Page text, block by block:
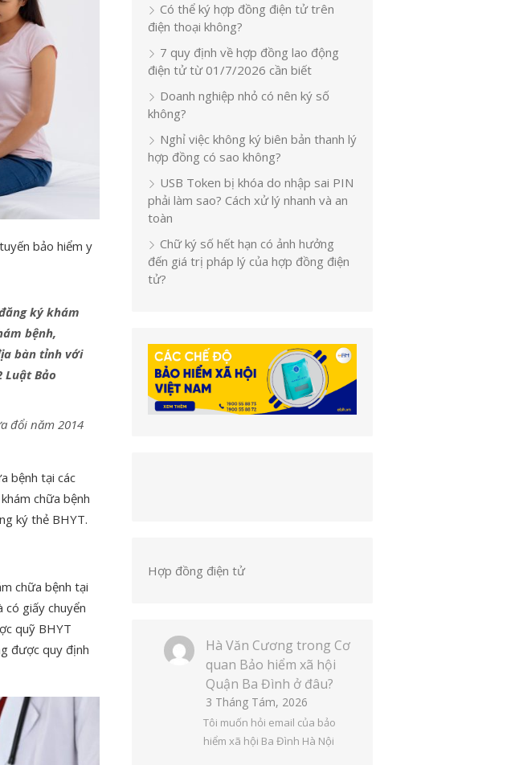
bảo hiểm y
ký khám
bệnh,
bàn tỉnh với
Bảo
đổi năm 2014
bệnh tại các
chữa bệnh
ký thẻ BHYT.
chữa bệnh tại
có giấy chuyển
quỹ BHYT
được quy định
Có thể ký hợp đồng điện tử trên
điện thoại không?
7 quy định về hợp đồng lao động
điện tử từ 01/7/2026 cần biết
Doanh nghiệp nhỏ có nên ký số
không?
Nghỉ việc không ký biên bản thanh lý
hợp đồng có sao không?
USB Token bị khóa do nhập sai PIN
phải làm sao? Cách xử lý nhanh và an
toàn
Chữ ký số hết hạn có ảnh hưởng
đến giá trị pháp lý của hợp đồng điện
tử?
Hợp đồng điện tử
Hà Văn Cương trong Cơ
quan Bảo hiểm xã hội
Quận Ba Đình ở đâu?
3 Tháng Tám, 2026
Tôi muốn hỏi email của bảo
hiểm xã hội Ba Đình Hà Nội